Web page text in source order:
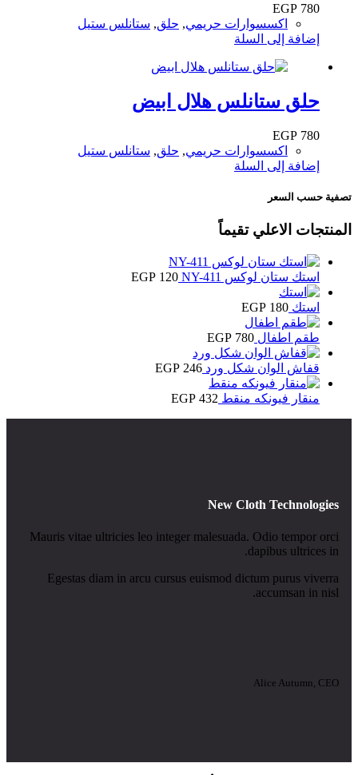
EGP 780
اكسسوارات حريمي, حلق, ستانلس ستيل
إضافة إلى السلة
حلق ستانلس هلال ابيض
EGP 780
اكسسوارات حريمي, حلق, ستانلس ستيل
إضافة إلى السلة
تصفية حسب السعر
المنتجات الاعلي تقيماً
استك ستان لوكس NY-411 EGP 120
استك EGP 180
طقم اطفال EGP 780
قفاش الوان شكل ورد EGP 246
منقار فيونكه منقط EGP 432
New Cloth Technologies
Mauris vitae ultricies leo integer malesuada. Odio tempor orci
dapibus ultrices in.
Egestas diam in arcu cursus euismod dictum purus viverra
accumsan in nisl.
Alice Autumn, CEO